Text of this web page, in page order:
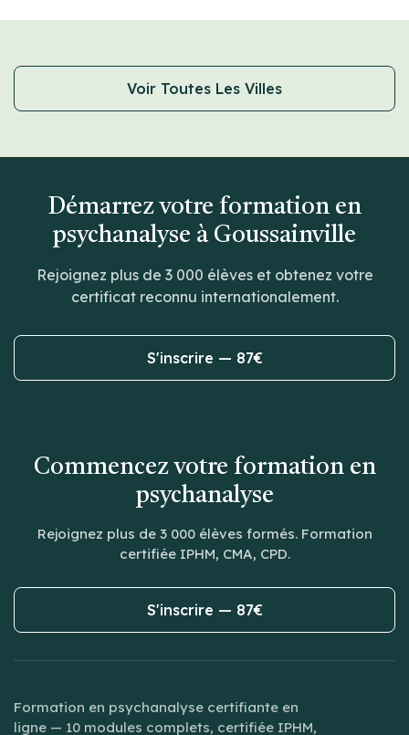
Voir Toutes Les Villes
Démarrez votre formation en
psychanalyse à Goussainville
Rejoignez plus de 3 000 élèves et obtenez votre
certificat reconnu internationalement.
S'inscrire — 87€
Commencez votre formation en
psychanalyse
Rejoignez plus de 3 000 élèves formés. Formation
certifiée IPHM, CMA, CPD.
S'inscrire — 87€
Formation en psychanalyse certifiante en
ligne — 10 modules complets, certifiée IPHM,